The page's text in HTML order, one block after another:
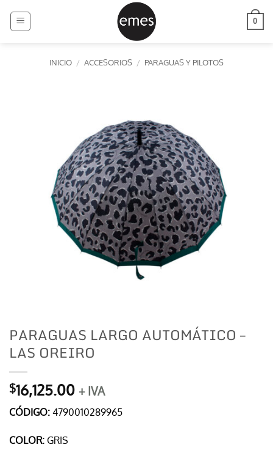
0
INICIO / ACCESORIOS / PARAGUAS Y PILOTOS
PARAGUAS LARGO AUTOMÁTICO –
LAS OREIRO
$16,125.00 + IVA
CÓDIGO: 4790010289965
COLOR: GRIS